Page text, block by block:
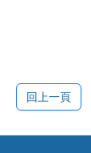
回上一頁